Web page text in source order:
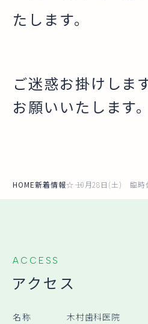
たします。
ご迷惑お掛けしま
お願いいたします。
HOME新着情報☆ 10月28日(土) 臨時
ACCESS
アクセス
名称 木村歯科医院